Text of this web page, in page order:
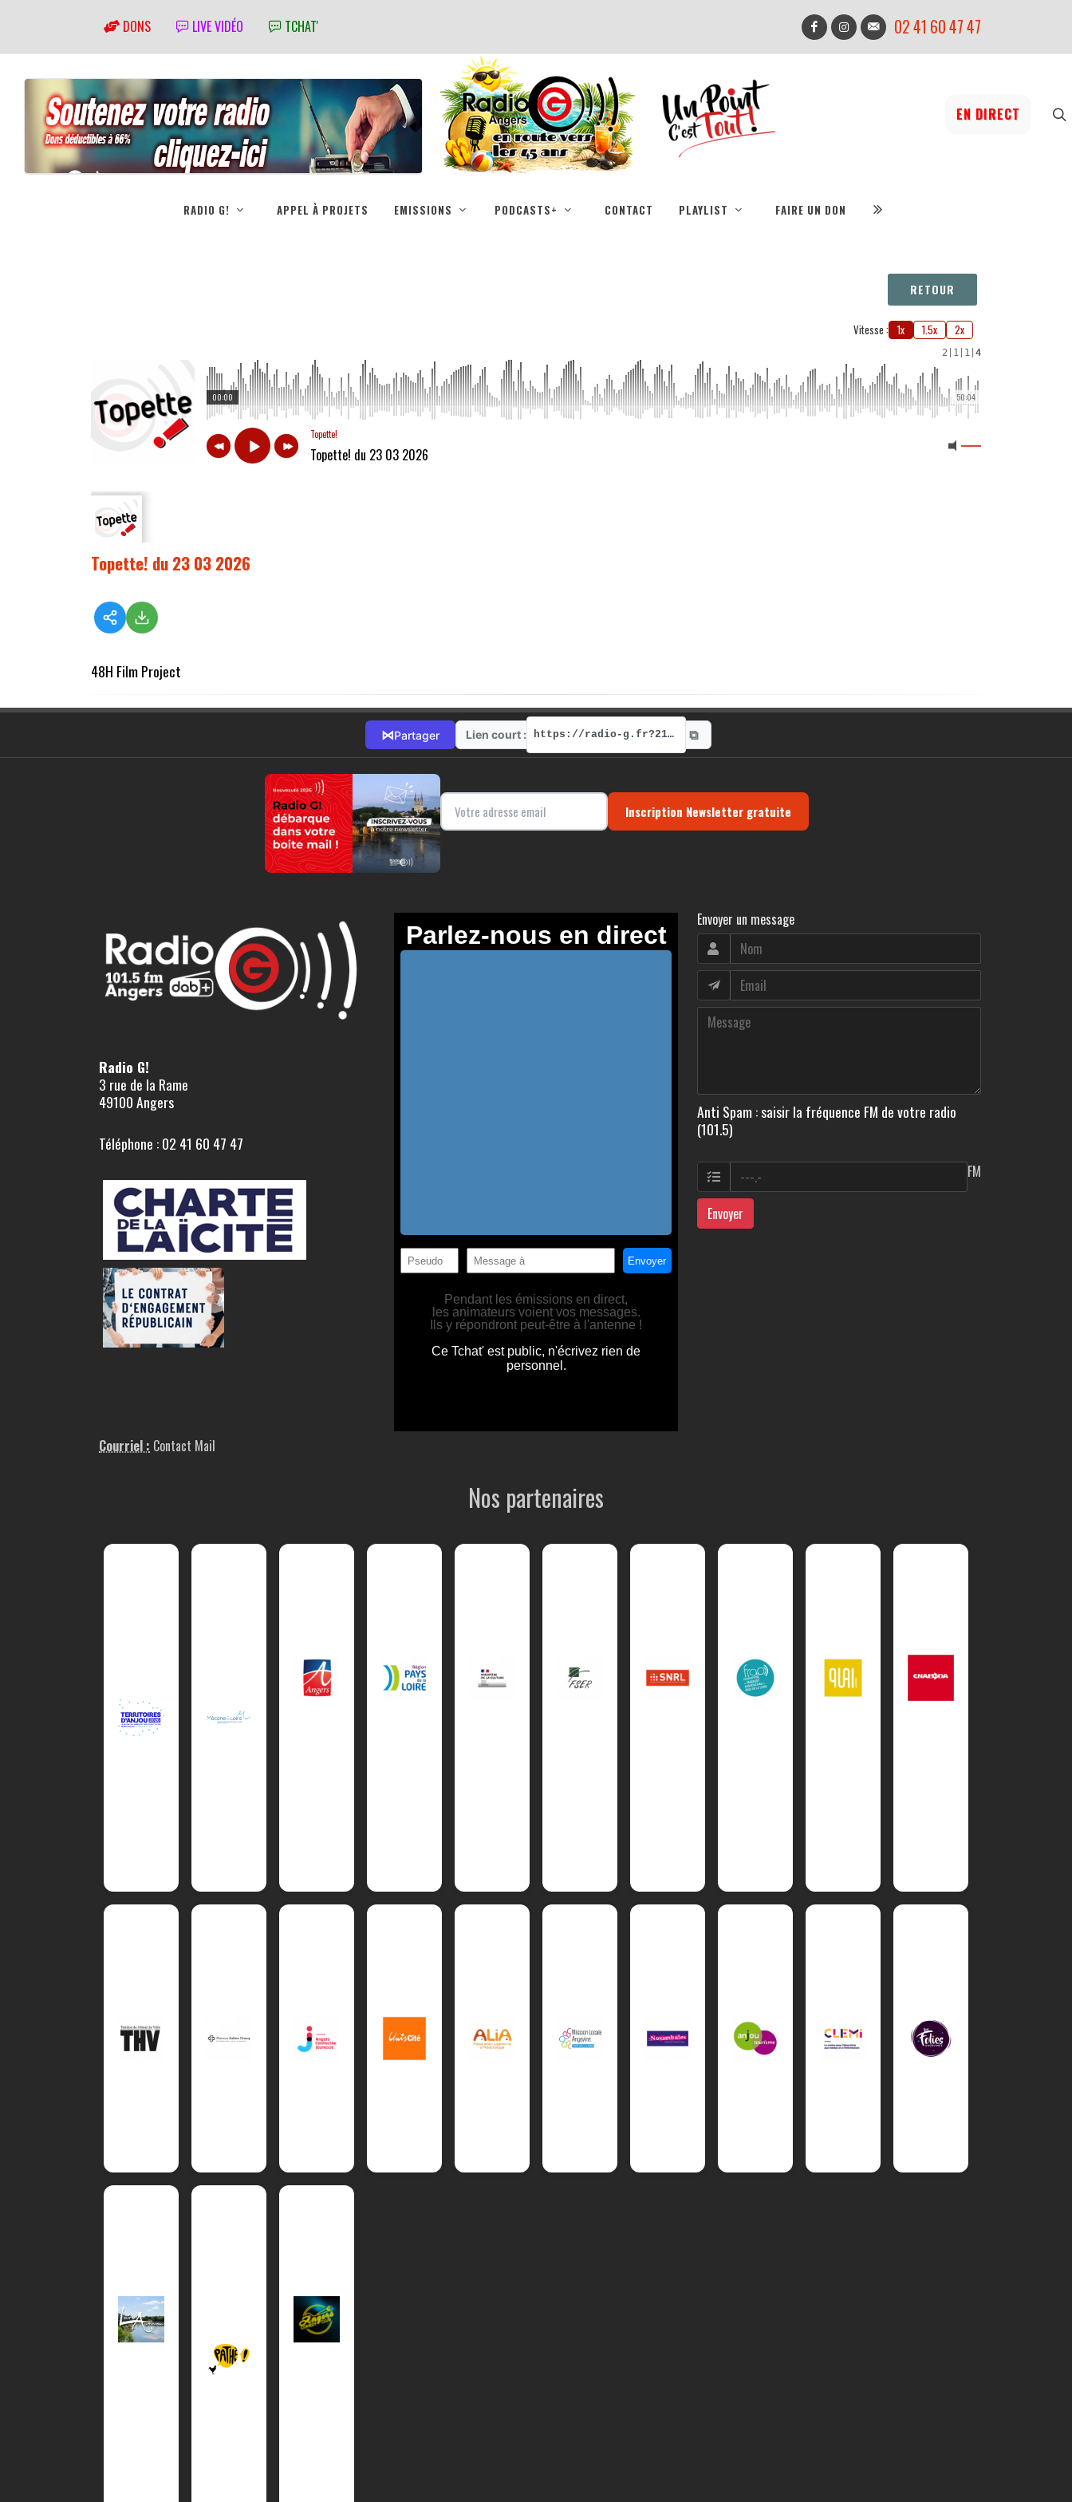
DONS LIVE VIDÉO TCHAT' 02 41 60 47 47
EN DIRECT
RADIO G! APPEL À PROJETS EMISSIONS PODCASTS+ CONTACT PLAYLIST FAIRE UN DON
RETOUR
Vitesse : 1x 1.5x 2x
2 1 1 4
50:04
00:00
Topette!
Topette! du 23 03 2026
Topette! du 23 03 2026
48H Film Project
⋈Partager Lien court : https://radio-g.fr?21404 ⧉
Inscription Newsletter gratuite
Radio G!
3 rue de la Rame
49100 Angers
Téléphone : 02 41 60 47 47
Courriel : Contact Mail
Envoyer un message
Anti Spam : saisir la fréquence FM de votre radio
(101.5)
FM
Envoyer
Nos partenaires